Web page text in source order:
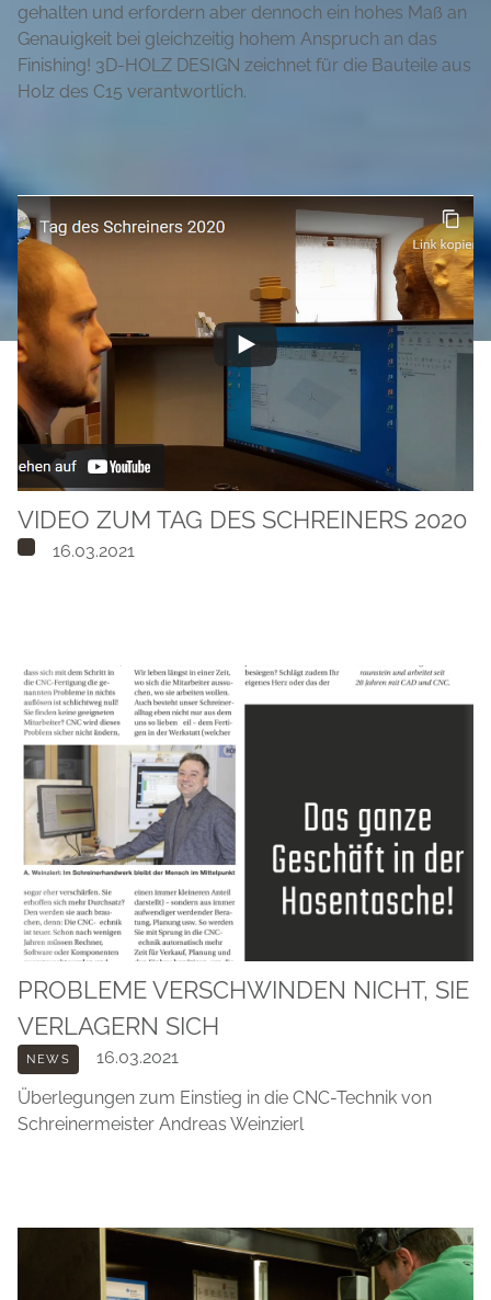
gehalten und erfordern aber dennoch ein hohes Maß an
Genauigkeit bei gleichzeitig hohem Anspruch an das
Finishing! 3D-HOLZ DESIGN zeichnet für die Bauteile aus
Holz des C15 verantwortlich.
VIDEO ZUM TAG DES SCHREINERS 2020
16.03.2021
PROBLEME VERSCHWINDEN NICHT, SIE
VERLAGERN SICH
NEWS
16.03.2021
Überlegungen zum Einstieg in die CNC-Technik von
Schreinermeister Andreas Weinzierl